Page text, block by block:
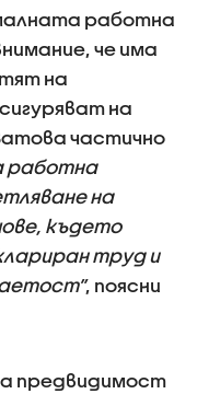
работна
че има
на
на
частично
работна
на
където
труд и
, поясни
предвидимост